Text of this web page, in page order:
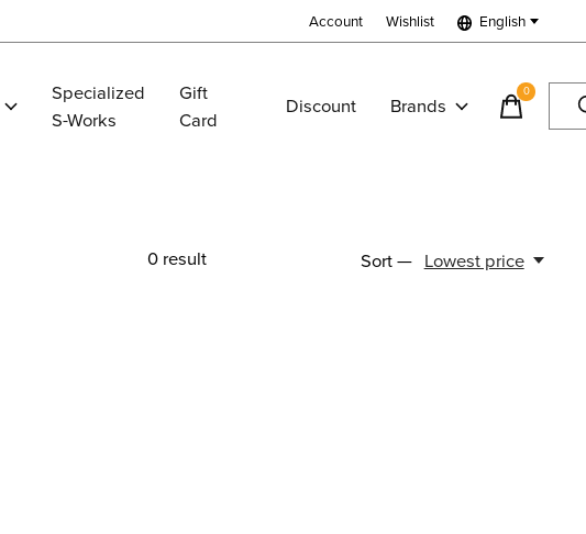
Account Wishlist English
Specialized
S-Works
Gift
Card
Discount Brands
0items
0result Sort — Lowest price